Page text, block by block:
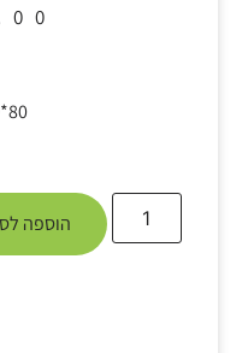
80*60*22 ס"מ
הוספה